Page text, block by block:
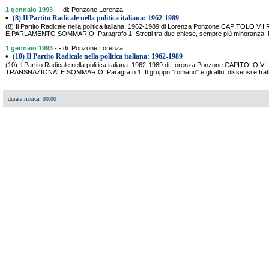
1 gennaio 1993 - - di: Ponzone Lorenza
• (8) Il Partito Radicale nella politica italiana: 1962-1989
(8) Il Partito Radicale nella politica italiana: 1962-1989 di Lorenza Ponzone CAPITOLO V I
E PARLAMENTO SOMMARIO: Paragrafo 1. Stretti tra due chiese, sempre più minoranza:
1 gennaio 1993 - - di: Ponzone Lorenza
• (10) Il Partito Radicale nella politica italiana: 1962-1989
(10) Il Partito Radicale nella politica italiana: 1962-1989 di Lorenza Ponzone CAPITOLO
TRANSNAZIONALE SOMMARIO: Paragrafo 1. Il gruppo "romano" e gli altri: dissensi e
durata ricerca: 00:00